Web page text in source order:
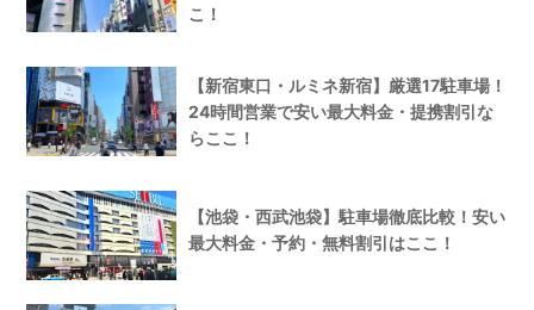
こ！
【新宿東口・ルミネ新宿】厳選17駐車場！
24時間営業で安い最大料金・提携割引な
らここ！
【池袋・西武池袋】駐車場徹底比較！安い
最大料金・予約・無料割引はここ！